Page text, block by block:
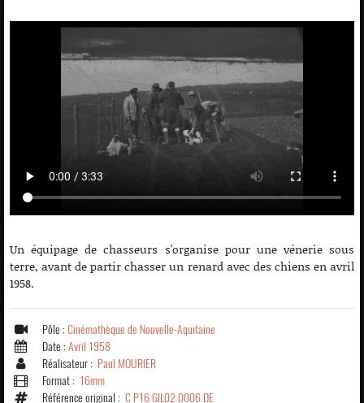
Un équipage de chasseurs s'organise pour une vénerie sous
terre, avant de partir chasser un renard avec des chiens en avril
1958.
Pôle : Cinémathèque de Nouvelle-Aquitaine
Date : Avril 1958
Réalisateur : Paul MOURIER
Format : 16mm
Référence original : C P16 GIL02 0006 DE